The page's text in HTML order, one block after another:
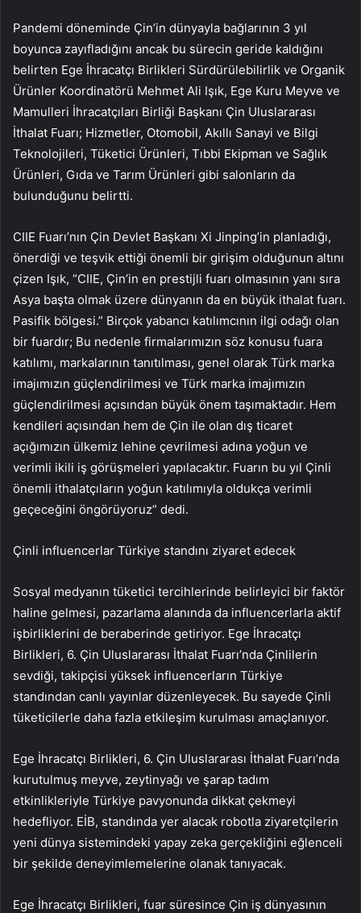
Pandemi döneminde Çin’in dünyayla bağlarının 3 yıl
boyunca zayıfladığını ancak bu sürecin geride kaldığını
belirten Ege İhracatçı Birlikleri Sürdürülebilirlik ve Organik
Ürünler Koordinatörü Mehmet Ali Işık, Ege Kuru Meyve ve
Mamulleri İhracatçıları Birliği Başkanı Çin Uluslararası
İthalat Fuarı; Hizmetler, Otomobil, Akıllı Sanayi ve Bilgi
Teknolojileri, Tüketici Ürünleri, Tıbbi Ekipman ve Sağlık
Ürünleri, Gıda ve Tarım Ürünleri gibi salonların da
bulunduğunu belirtti.
CIIE Fuarı’nın Çin Devlet Başkanı Xi Jinping’in planladığı,
önerdiği ve teşvik ettiği önemli bir girişim olduğunun altını
çizen Işık, “CIIE, Çin’in en prestijli fuarı olmasının yanı sıra
Asya başta olmak üzere dünyanın da en büyük ithalat fuarı.
Pasifik bölgesi.” Birçok yabancı katılımcının ilgi odağı olan
bir fuardır; Bu nedenle firmalarımızın söz konusu fuara
katılımı, markalarının tanıtılması, genel olarak Türk marka
imajımızın güçlendirilmesi ve Türk marka imajımızın
güçlendirilmesi açısından büyük önem taşımaktadır. Hem
kendileri açısından hem de Çin ile olan dış ticaret
açığımızın ülkemiz lehine çevrilmesi adına yoğun ve
verimli ikili iş görüşmeleri yapılacaktır. Fuarın bu yıl Çinli
önemli ithalatçıların yoğun katılımıyla oldukça verimli
geçeceğini öngörüyoruz” dedi.
Çinli influencerlar Türkiye standını ziyaret edecek
Sosyal medyanın tüketici tercihlerinde belirleyici bir faktör
haline gelmesi, pazarlama alanında da influencerlarla aktif
işbirliklerini de beraberinde getiriyor. Ege İhracatçı
Birlikleri, 6. Çin Uluslararası İthalat Fuarı’nda Çinlilerin
sevdiği, takipçisi yüksek influencerların Türkiye
standından canlı yayınlar düzenleyecek. Bu sayede Çinli
tüketicilerle daha fazla etkileşim kurulması amaçlanıyor.
Ege İhracatçı Birlikleri, 6. Çin Uluslararası İthalat Fuarı’nda
kurutulmuş meyve, zeytinyağı ve şarap tadım
etkinlikleriyle Türkiye pavyonunda dikkat çekmeyi
hedefliyor. EİB, standında yer alacak robotla ziyaretçilerin
yeni dünya sistemindeki yapay zeka gerçekliğini eğlenceli
bir şekilde deneyimlemelerine olanak tanıyacak.
Ege İhracatçı Birlikleri, fuar süresince Çin iş dünyasının